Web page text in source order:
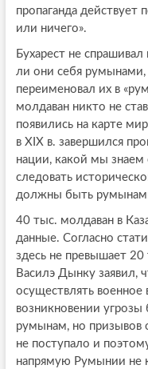
пропаганда
или ничего».
Бухарест не
ли они себя румынами,
переименовал их в
молдаван никто не
появились на карте
в XIX в. завершился
нации, какой мы знаем
следовать
должны быть
40 тыс. молдаван в
данные. Согласно
здесь не превышает
Василэ Дынку заявил,
осуществлять
возникновении угрозы
румынам, но призывов
не поступало и
напрямую Румынии не